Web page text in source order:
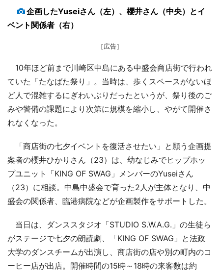
企画したYuseiさん（左）、櫻井さん（中央）とイ
ベント関係者（右）
［広告］
10年ほど前まで川崎区中島にある中盛会商店街で行われ
ていた「たなばた祭り」。当時は、歩くスペースがないほ
ど人で混雑するにぎわいぶりだったというが、祭り後のご
みや警備の課題により次第に規模を縮小し、やがて開催さ
れなくなった。
「商店街の七夕イベントを復活させたい」と願う企画提
案者の櫻井ひかりさん（23）は、幼なじみでヒップホッ
プユニット「KING OF SWAG」メンバーのYuseiさん
（23）に相談。中島中盛会で育った2人が主体となり、中
盛会の関係者、臨港病院などが企画製作をサポートした。
当日は、ダンススタジオ「STUDIO S.W.A.G.」の生徒ら
がステージで七夕の朗読劇、「KING OF SWAG」と法政
大学のダンスチームが出演し、商店街の店や別の町内のコ
ーヒー店が出店。開催時間の15時～18時の来客数は約